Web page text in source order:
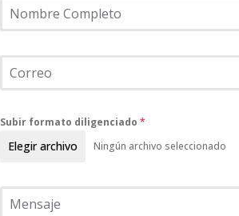
Subir formato diligenciado*
Elegir archivo Ningún archivo seleccionado